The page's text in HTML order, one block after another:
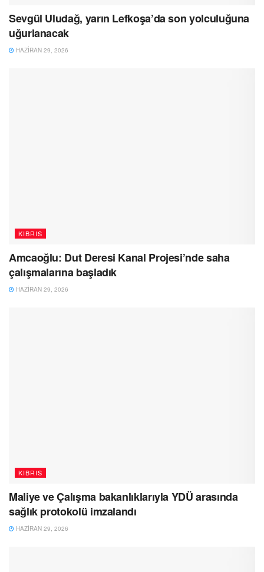
Sevgül Uludağ, yarın Lefkoşa’da son yolculuğuna
uğurlanacak
HAZIRAN 29, 2026
KIBRIS
Amcaoğlu: Dut Deresi Kanal Projesi’nde saha
çalışmalarına başladık
HAZIRAN 29, 2026
KIBRIS
Maliye ve Çalışma bakanlıklarıyla YDÜ arasında
sağlık protokolü imzalandı
HAZIRAN 29, 2026